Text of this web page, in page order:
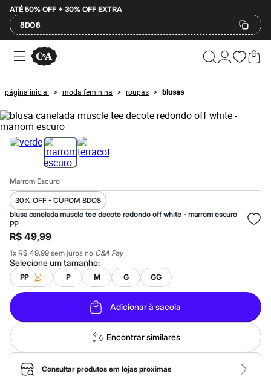
ATÉ 50% OFF + 30% OFF EXTRA
8DO8
Ofertas
Compre por Departamento
Masculino
Infantil
Calçados
Mindse7
Plus Size
Até 20% off
Até 40% off
Até 60% off
A partir de 60% off
Feminino
Em alta
Inverno
Alfaiataria
Novidades
Roupas
Blusas e Camisetas
Básicos
Calças
Casacos e Jaquetas
Jeans
Macacões
Saias
Shorts e Bermudas
Vestidos
Acessórios
Bolsas
Bonés e Chapéus
página inicial > moda feminina > roupas > blusas
Marrom Escuro
30% OFF - CUPOM 8DO8
blusa canelada muscle tee decote redondo off white - marrom escuro
PP
R$ 49,99
1x R$ 49,99 sem juros no C&A Pay
Selecione umtamanho:
PP P M G GG
Adicionar à sacola
Encontrar similares
Consultar produtos em lojas proximas